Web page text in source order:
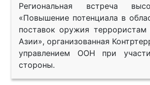
Региональная встреча
«Повышение потенциала в
поставок оружия террористам
Азии», организованная
управлением ООН при
стороны.